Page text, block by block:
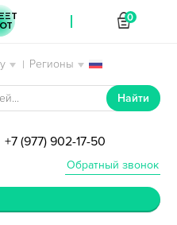
| Регионы
Найти
+7 (977) 902-17-50
Обратный звонок
0